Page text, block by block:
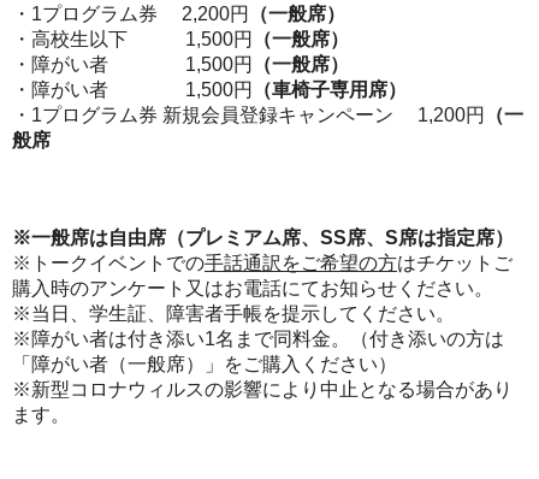
・1プログラム券 2,200円
（一般席）
・高校生以下 1,500円
（一般席）
・障がい者 1,500円
（一般席）
・障がい者 1,500円
（車椅子専用席）
・1プログラム券 新規会員登録キャンペーン 1,200円
（一
般席
※一般席は自由席（プレミアム席、SS席、S席は指定席）
※トークイベントでの手話通訳をご希望の方はチケットご
購入時のアンケート又はお電話にてお知らせください。
※当日、学生証、障害者手帳を提示してください。
※障がい者は付き添い1名まで同料金。（付き添いの方は
「障がい者（一般席）」をご購入ください）
※新型コロナウィルスの影響により中止となる場合があり
ます。